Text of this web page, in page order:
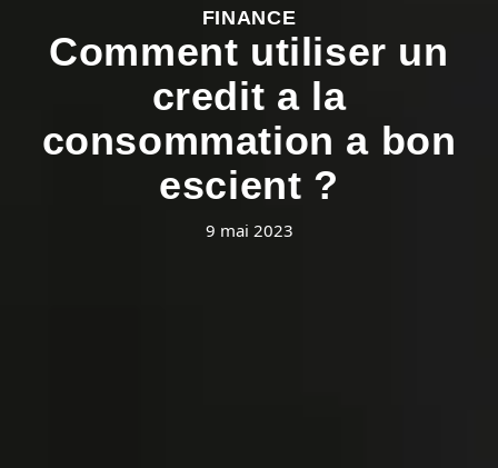
FINANCE
Comment utiliser un
credit a la
consommation a bon
escient ?
9 mai 2023